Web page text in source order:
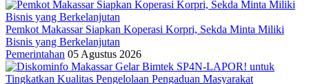
Pemkot Makassar Siapkan Koperasi Korpri, Sekda Minta Miliki
Bisnis yang Berkelanjutan
Pemerintahan 05 Agustus 2026